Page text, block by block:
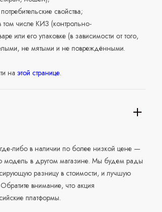
свойства;
числе КИЗ (контрольно-
или его упаковке (в зависимости от того,
не мятыми и не повреждёнными.
наэтой странице.
либо в наличии по более низкой цене —
модель в другом магазине. Мы будем рады
разницу в стоимости, и лучшую
внимание, что акция
платформы.